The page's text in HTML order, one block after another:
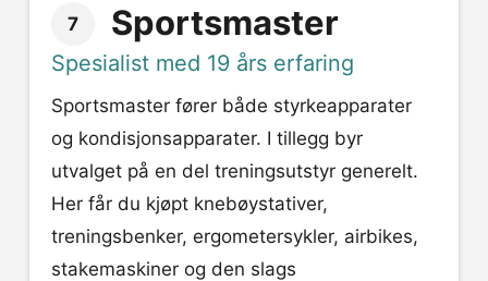
7 Sportsmaster
Spesialist med 19 års erfaring
Sportsmaster fører både styrkeapparater
og kondisjonsapparater. I tillegg byr
utvalget på en del treningsutstyr generelt.
Her får du kjøpt knebøystativer,
treningsbenker, ergometersykler, airbikes,
stakemaskiner og den slags